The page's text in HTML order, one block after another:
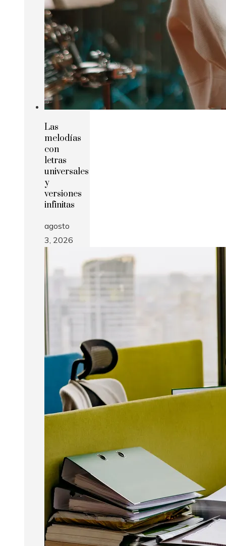
Las
melodías
con
letras
universales
y
versiones
infinitas
agosto
3, 2026